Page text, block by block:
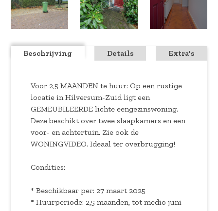
Beschrijving Details Extra's
Voor 2,5 MAANDEN te huur: Op een rustige
locatie in Hilversum-Zuid ligt een
GEMEUBILEERDE lichte eengezinswoning.
Deze beschikt over twee slaapkamers en een
voor- en achtertuin. Zie ook de
WONINGVIDEO. Ideaal ter overbrugging!
Condities:
* Beschikbaar per: 27 maart 2025
* Huurperiode: 2,5 maanden, tot medio juni